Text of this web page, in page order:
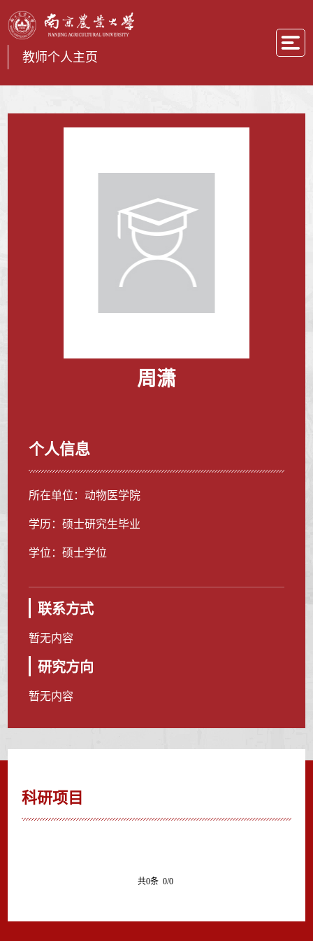
教师个人主页
周潇
个人信息
所在单位：动物医学院
学历：硕士研究生毕业
学位：硕士学位
联系方式
暂无内容
研究方向
暂无内容
科研项目
共0条 0/0